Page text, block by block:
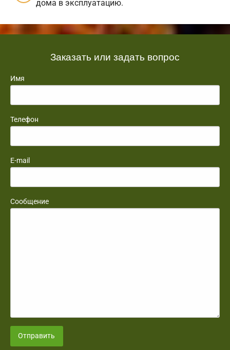
дома в эксплуатацию.
Заказать или задать вопрос
Имя
Телефон
E-mail
Сообщение
Отправить